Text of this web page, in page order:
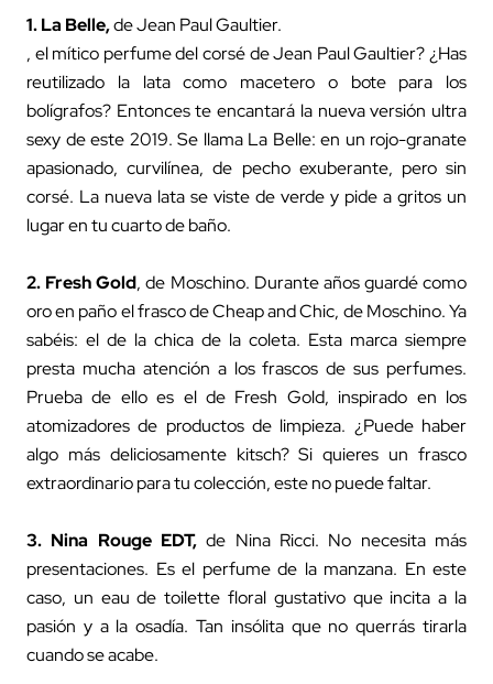
1.La Belle,de Jean Paul Gaultier.
, el mítico perfume del corsé de Jean Paul Gaultier? ¿Has
reutilizado la lata como macetero o bote para los
bolígrafos? Entonces te encantará la nueva versión ultra
sexy de este 2019. Se llama La Belle: en un rojo-granate
apasionado, curvilínea, de pecho exuberante, pero sin
corsé. La nueva lata se viste de verde y pide a gritos un
lugar en tu cuarto de baño.
2. Fresh Gold, de Moschino. Durante años guardé como
oro en paño el frasco de Cheap and Chic, de Moschino. Ya
sabéis: el de la chica de la coleta. Esta marca siempre
presta mucha atención a los frascos de sus perfumes.
Prueba de ello es el de Fresh Gold, inspirado en los
atomizadores de productos de limpieza. ¿Puede haber
algo más deliciosamente kitsch? Si quieres un frasco
extraordinario para tu colección, este no puede faltar.
3. Nina Rouge EDT, de Nina Ricci. No necesita más
presentaciones. Es el perfume de la manzana. En este
caso, un eau de toilette floral gustativo que incita a la
pasión y a la osadía. Tan insólita que no querrás tirarla
cuando se acabe.